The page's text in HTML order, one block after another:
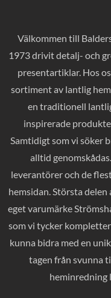
Välkommen till
1973 drivit detalj- och
presentartiklar. Hos
sortiment av lantlig
en traditionell
inspirerade
Samtidigt som vi söker
alltid
leverantörer och de
hemsidan. Största
eget varumärke
som vi tycker
kunna bidra med en
tagen från svunna
heminredning